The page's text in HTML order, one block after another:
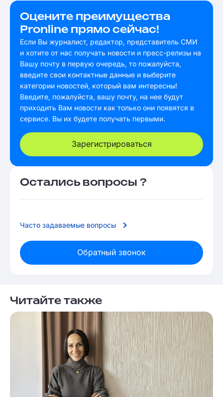
Оцените преимущества
Pronline прямо сейчас!
Если Вы журналист, редактор, представитель СМИ
и хотите от нас получать новости и пресс-релизы на
Вашу почту в первую очередь, то пожалуйста,
введите свои контактные данные и выберите
категории новостей, который вам интересны!
Введите, пожалуйста, вашу почту, на нее будут
приходить Вам новости как только они появятся в
сервисе. Вы их будете получать первыми.
Зарегистрироваться
Остались вопросы ?
Часто задаваемые вопросы
Обратный звонок
Читайте также